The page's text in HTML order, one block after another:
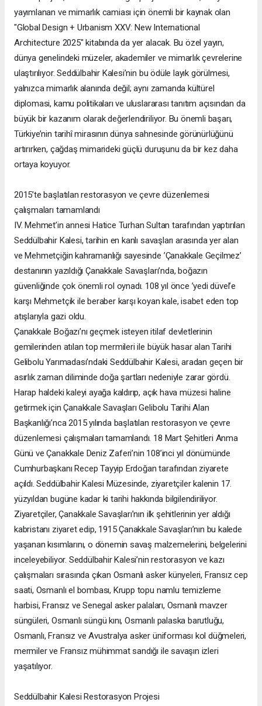
yayımlanan ve mimarlık camiası için önemli bir kaynak olan
"Global Design + Urbanism XXV: New International
Architecture 2025" kitabında da yer alacak. Bu özel yayın,
dünya genelindeki müzeler, akademiler ve mimarlık çevrelerine
ulaştırılıyor. Seddülbahir Kalesi’nin bu ödüle layık görülmesi,
yalnızca mimarlık alanında değil; aynı zamanda kültürel
diplomasi, kamu politikaları ve uluslararası tanıtım açısından da
büyük bir kazanım olarak değerlendiriliyor. Bu önemli başarı,
Türkiye’nin tarihî mirasının dünya sahnesinde görünürlüğünü
artırırken, çağdaş mimarideki güçlü duruşunu da bir kez daha
ortaya koyuyor.
2015’te başlatılan restorasyon ve çevre düzenlemesi
çalışmaları tamamlandı
IV. Mehmet’in annesi Hatice Turhan Sultan tarafından yaptırılan
Seddülbahir Kalesi, tarihin en kanlı savaşları arasında yer alan
ve Mehmetçiğin kahramanlığı sayesinde ’Çanakkale Geçilmez’
destanının yazıldığı Çanakkale Savaşları’nda, boğazın
güvenliğinde çok önemli rol oynadı. 108 yıl önce ’yedi düvel’e
karşı Mehmetçik ile beraber karşı koyan kale, isabet eden top
atışlarıyla gazi oldu.
Çanakkale Boğazı’nı geçmek isteyen itilaf devletlerinin
gemilerinden atılan top mermileri ile büyük hasar alan Tarihi
Gelibolu Yarımadası’ndaki Seddülbahir Kalesi, aradan geçen bir
asırlık zaman diliminde doğa şartları nedeniyle zarar gördü.
Harap haldeki kaleyi ayağa kaldırıp, açık hava müzesi haline
getirmek için Çanakkale Savaşları Gelibolu Tarihi Alan
Başkanlığı’nca 2015 yılında başlatılan restorasyon ve çevre
düzenlemesi çalışmaları tamamlandı. 18 Mart Şehitleri Anma
Günü ve Çanakkale Deniz Zaferi’nin 108’inci yıl dönümünde
Cumhurbaşkanı Recep Tayyip Erdoğan tarafından ziyarete
açıldı. Seddülbahir Kalesi Müzesinde, ziyaretçiler kalenin 17.
yüzyıldan bugüne kadar ki tarihi hakkında bilgilendiriliyor.
Ziyaretçiler, Çanakkale Savaşları’nın ilk şehitlerinin yer aldığı
kabristanı ziyaret edip, 1915 Çanakkale Savaşları’nın bu kalede
yaşanan kısımlarını, o dönemin savaş malzemelerini, belgelerini
inceleyebiliyor. Seddülbahir Kalesi’nin restorasyon ve kazı
çalışmaları sırasında çıkan Osmanlı asker künyeleri, Fransız cep
saati, Osmanlı el bombası, Krupp topu namlu temizleme
harbisi, Fransız ve Senegal asker palaları, Osmanlı mavzer
süngüleri, Osmanlı süngü kını, Osmanlı palaska barutluğu,
Osmanlı, Fransız ve Avustralya asker üniforması kol düğmeleri,
mermiler ve Fransız mühimmat sandığı ile savaşın izleri
yaşatılıyor.
Seddülbahir Kalesi Restorasyon Projesi